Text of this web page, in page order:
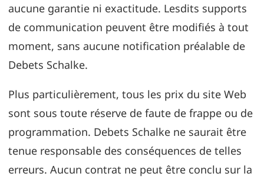
aucune garantie ni exactitude. Lesdits supports
de communication peuvent être modifiés à tout
moment, sans aucune notification préalable de
Debets Schalke.
Plus particulièrement, tous les prix du site Web
sont sous toute réserve de faute de frappe ou de
programmation. Debets Schalke ne saurait être
tenue responsable des conséquences de telles
erreurs. Aucun contrat ne peut être conclu sur la